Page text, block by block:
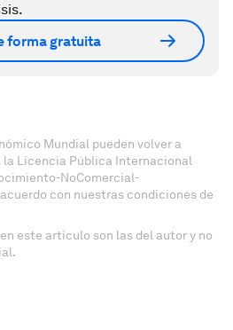
forma gratuita
Mundial pueden volver a
la Licencia Pública Internacional
NoComercial-
con nuestras condiciones de
este artículo son las del autor y no